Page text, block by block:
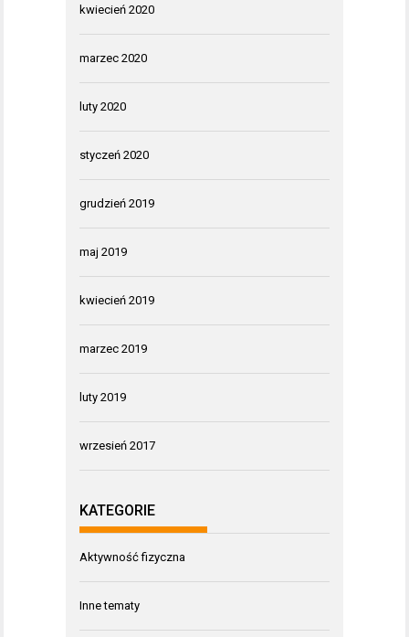
kwiecień 2020
marzec 2020
luty 2020
styczeń 2020
grudzień 2019
maj 2019
kwiecień 2019
marzec 2019
luty 2019
wrzesień 2017
KATEGORIE
Aktywność fizyczna
Inne tematy